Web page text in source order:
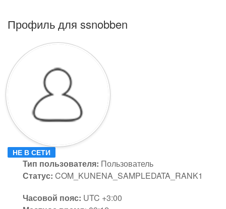
Профиль для ssnobben
НЕ В СЕТИ
Тип пользователя: Пользователь
Статус: COM_KUNENA_SAMPLEDATA_RANK1
Часовой пояс: UTC +3:00